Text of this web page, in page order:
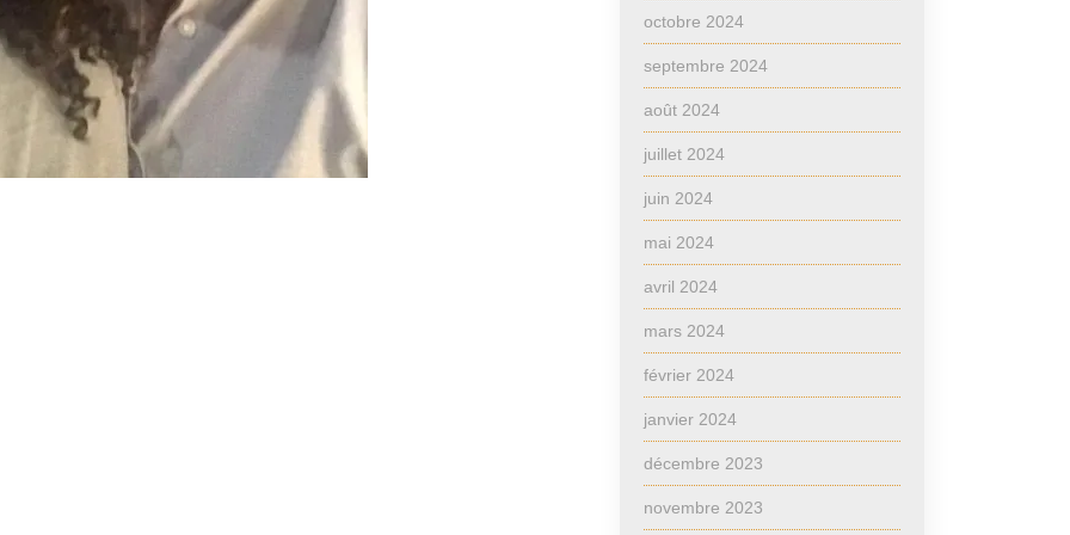
octobre 2024
septembre 2024
août 2024
juillet 2024
juin 2024
mai 2024
avril 2024
mars 2024
février 2024
janvier 2024
décembre 2023
novembre 2023